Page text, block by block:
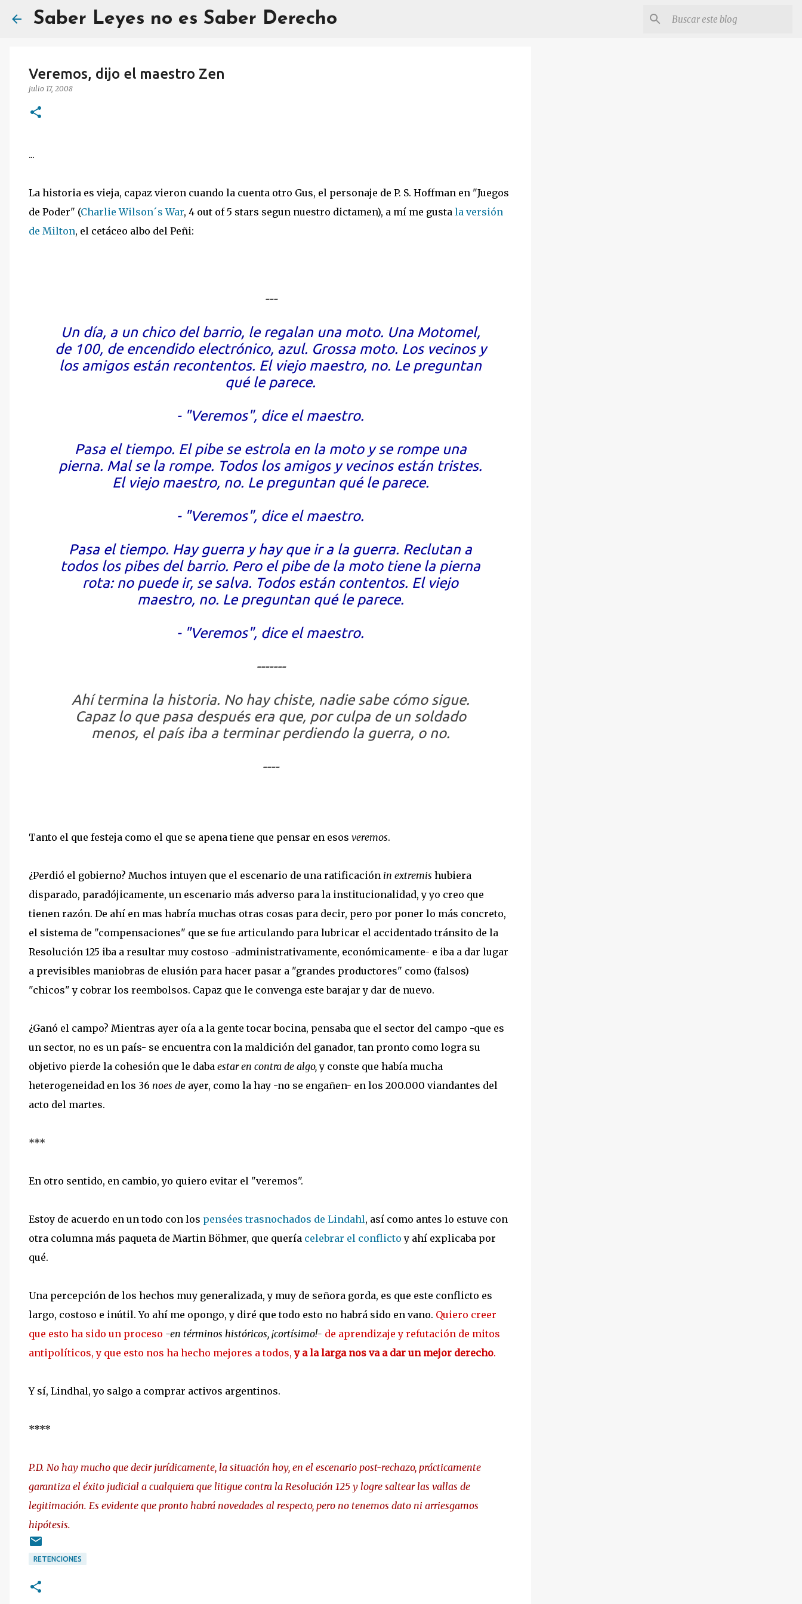
Saber Leyes no es Saber Derecho
Veremos, dijo el maestro Zen
julio 17, 2008
...
La historia es vieja, capaz vieron cuando la cuenta otro Gus, el personaje de P. S. Hoffman en "Juegos
de Poder" (Charlie Wilson´s War, 4 out of 5 stars segun nuestro dictamen), a mí me gusta la versión
de Milton, el cetáceo albo del Peñi:
---
Un día, a un chico del barrio, le regalan una moto. Una Motomel,
de 100, de encendido electrónico, azul. Grossa moto. Los vecinos y
los amigos están recontentos. El viejo maestro, no. Le preguntan
qué le parece.
- "Veremos", dice el maestro.
Pasa el tiempo. El pibe se estrola en la moto y se rompe una
pierna. Mal se la rompe. Todos los amigos y vecinos están tristes.
El viejo maestro, no. Le preguntan qué le parece.
- "Veremos", dice el maestro.
Pasa el tiempo. Hay guerra y hay que ir a la guerra. Reclutan a
todos los pibes del barrio. Pero el pibe de la moto tiene la pierna
rota: no puede ir, se salva. Todos están contentos. El viejo
maestro, no. Le preguntan qué le parece.
- "Veremos", dice el maestro.
-------
Ahí termina la historia. No hay chiste, nadie sabe cómo sigue.
Capaz lo que pasa después era que, por culpa de un soldado
menos, el país iba a terminar perdiendo la guerra, o no.
----
Tanto el que festeja como el que se apena tiene que pensar en esos veremos.
¿Perdió el gobierno? Muchos intuyen que el escenario de una ratificación in extremis hubiera
disparado, paradójicamente, un escenario más adverso para la institucionalidad, y yo creo que
tienen razón. De ahí en mas habría muchas otras cosas para decir, pero por poner lo más concreto,
el sistema de "compensaciones" que se fue articulando para lubricar el accidentado tránsito de la
Resolución 125 iba a resultar muy costoso -administrativamente, económicamente- e iba a dar lugar
a previsibles maniobras de elusión para hacer pasar a "grandes productores" como (falsos)
"chicos" y cobrar los reembolsos. Capaz que le convenga este barajar y dar de nuevo.
¿Ganó el campo? Mientras ayer oía a la gente tocar bocina, pensaba que el sector del campo -que es
un sector, no es un país- se encuentra con la maldición del ganador, tan pronto como logra su
objetivo pierde la cohesión que le daba estar en contra de algo,y conste que había mucha
heterogeneidad en los 36 noes de ayer, como la hay -no se engañen- en los 200.000 viandantes del
acto del martes.
***
En otro sentido, en cambio, yo quiero evitar el "veremos".
Estoy de acuerdo en un todo con los pensées trasnochados de Lindahl, así como antes lo estuve con
otra columna más paqueta de Martin Böhmer, que quería celebrar el conflicto y ahí explicaba por
qué.
Una percepción de los hechos muy generalizada, y muy de señora gorda, es que este conflicto es
largo, costoso e inútil. Yo ahí me opongo, y diré que todo esto no habrá sido en vano. Quiero creer
que esto ha sido un proceso -en términos históricos, ¡cortísimo!- de aprendizaje y refutación de mitos
antipolíticos, y que esto nos ha hecho mejores a todos,y a la larga nos va a dar un mejor derecho.
Y sí, Lindhal, yo salgo a comprar activos argentinos.
****
P.D. No hay mucho que decir jurídicamente, la situación hoy, en el escenario post-rechazo, prácticamente
garantiza el éxito judicial a cualquiera que litigue contra la Resolución 125 y logre saltear las vallas de
legitimación. Es evidente que pronto habrá novedades al respecto, pero no tenemos dato ni arriesgamos
hipótesis.
RETENCIONES